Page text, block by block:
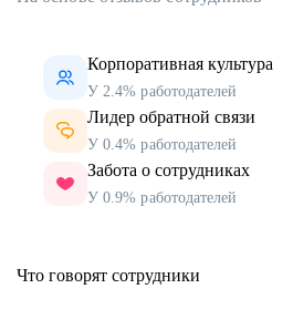
Корпоративная культура
У 2.4% работодателей
Лидер обратной связи
У 0.4% работодателей
Забота о сотрудниках
У 0.9% работодателей
Что говорят сотрудники